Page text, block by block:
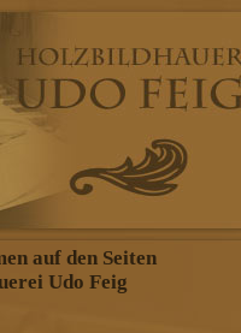
auf den Seiten
Udo Feig